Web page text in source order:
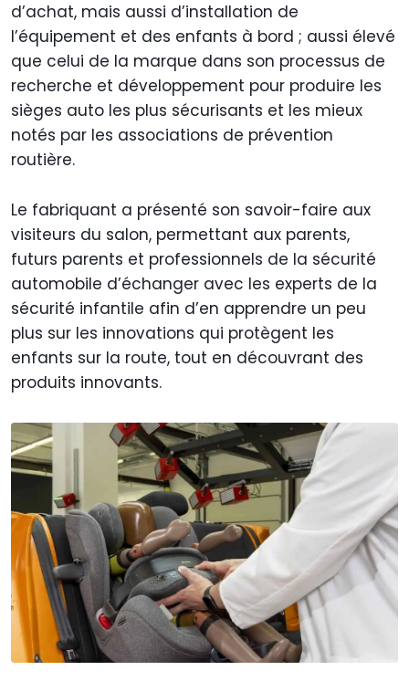
d’achat, mais aussi d’installation de
l’équipement et des enfants à bord ; aussi élevé
que celui de la marque dans son processus de
recherche et développement pour produire les
sièges auto les plus sécurisants et les mieux
notés par les associations de prévention
routière.
Le fabriquant a présenté son savoir-faire aux
visiteurs du salon, permettant aux parents,
futurs parents et professionnels de la sécurité
automobile d’échanger avec les experts de la
sécurité infantile afin d’en apprendre un peu
plus sur les innovations qui protègent les
enfants sur la route, tout en découvrant des
produits innovants.